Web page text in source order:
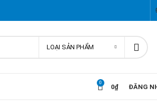
LOẠI SẢN PHẨM
0
0₫ ĐĂNG